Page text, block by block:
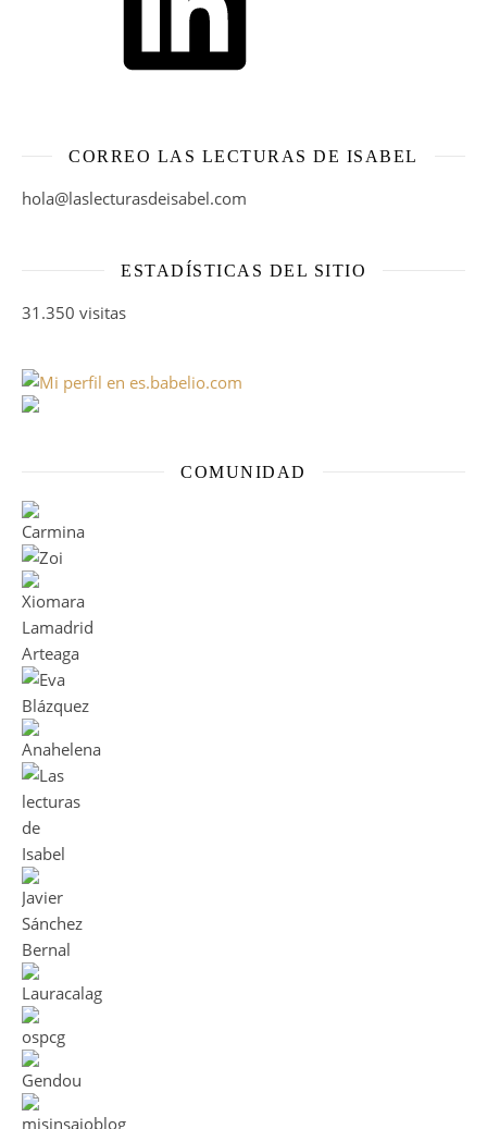
CORREO LAS LECTURAS DE ISABEL
hola@laslecturasdeisabel.com
ESTADÍSTICAS DEL SITIO
31.350 visitas
COMUNIDAD